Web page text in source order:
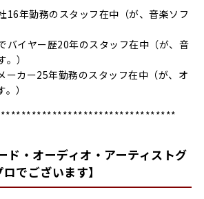
年勤務のスタッフ在中（が、音楽ソフ
バイヤー歴20年のスタッフ在中（が、音
）
カー25年勤務のスタッフ在中（が、オ
）
ド・オーディオ・アーティストグ
でございます】